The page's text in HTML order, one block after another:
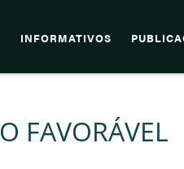
INFORMATIVOS
FAVORÁVEL